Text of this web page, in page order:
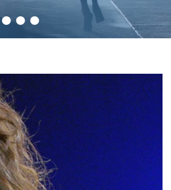
•••